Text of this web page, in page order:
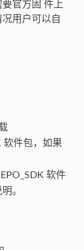
官方固 件上
用户可以自
软件包，如果
软件
。